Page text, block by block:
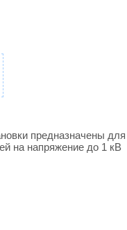
предназначены для
на напряжение до 1 кВ